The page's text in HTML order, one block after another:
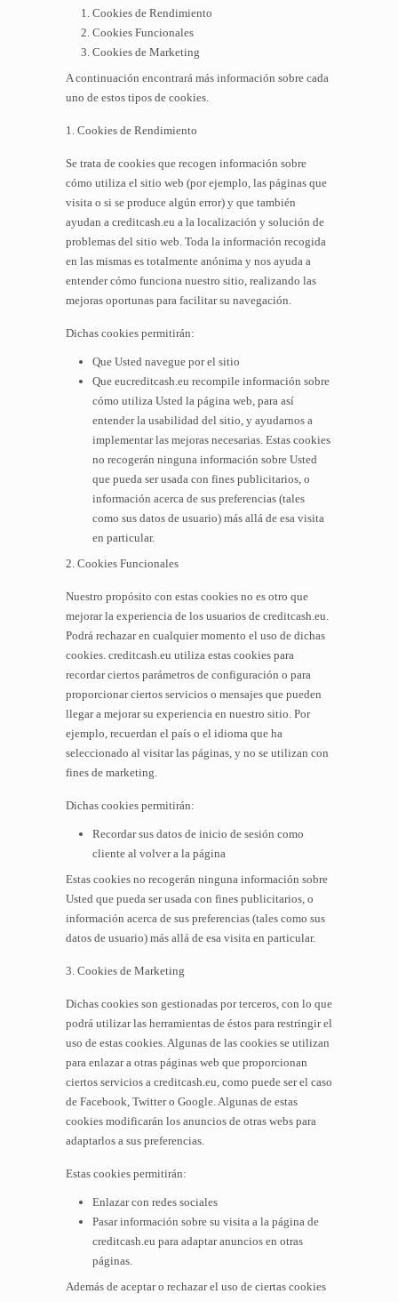
Cookies de Rendimiento
Cookies Funcionales
Cookies de Marketing
A continuación encontrará más información sobre cada
uno de estos tipos de cookies.
1. Cookies de Rendimiento
Se trata de cookies que recogen información sobre
cómo utiliza el sitio web (por ejemplo, las páginas que
visita o si se produce algún error) y que también
ayudan a creditcash.eu a la localización y solución de
problemas del sitio web. Toda la información recogida
en las mismas es totalmente anónima y nos ayuda a
entender cómo funciona nuestro sitio, realizando las
mejoras oportunas para facilitar su navegación.
Dichas cookies permitirán:
Que Usted navegue por el sitio
Que eucreditcash.eu recompile información sobre
cómo utiliza Usted la página web, para así
entender la usabilidad del sitio, y ayudarnos a
implementar las mejoras necesarias. Estas cookies
no recogerán ninguna información sobre Usted
que pueda ser usada con fines publicitarios, o
información acerca de sus preferencias (tales
como sus datos de usuario) más allá de esa visita
en particular.
2. Cookies Funcionales
Nuestro propósito con estas cookies no es otro que
mejorar la experiencia de los usuarios de creditcash.eu.
Podrá rechazar en cualquier momento el uso de dichas
cookies. creditcash.eu utiliza estas cookies para
recordar ciertos parámetros de configuración o para
proporcionar ciertos servicios o mensajes que pueden
llegar a mejorar su experiencia en nuestro sitio. Por
ejemplo, recuerdan el país o el idioma que ha
seleccionado al visitar las páginas, y no se utilizan con
fines de marketing.
Dichas cookies permitirán:
Recordar sus datos de inicio de sesión como
cliente al volver a la página
Estas cookies no recogerán ninguna información sobre
Usted que pueda ser usada con fines publicitarios, o
información acerca de sus preferencias (tales como sus
datos de usuario) más allá de esa visita en particular.
3. Cookies de Marketing
Dichas cookies son gestionadas por terceros, con lo que
podrá utilizar las herramientas de éstos para restringir el
uso de estas cookies. Algunas de las cookies se utilizan
para enlazar a otras páginas web que proporcionan
ciertos servicios a creditcash.eu, como puede ser el caso
de Facebook, Twitter o Google. Algunas de estas
cookies modificarán los anuncios de otras webs para
adaptarlos a sus preferencias.
Estas cookies permitirán:
Enlazar con redes sociales
Pasar información sobre su visita a la página de
creditcash.eu para adaptar anuncios en otras
páginas.
Además de aceptar o rechazar el uso de ciertas cookies